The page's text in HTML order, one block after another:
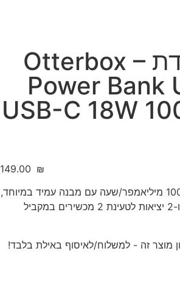
סוללה ניידת Otterbox –
Power Bank
USB-C 18W
‎149.00 ₪
מטען נייד בקיבולת 10000 מיליאמפר/שעה עם מבנה עמיד במיוחד,
תמיכה בטעינה מהירה ו-2 יציאות לטעינת 2 מכשירים במקביל
מוצר זה - למשלוח/לאיסוף באילת בלבד!